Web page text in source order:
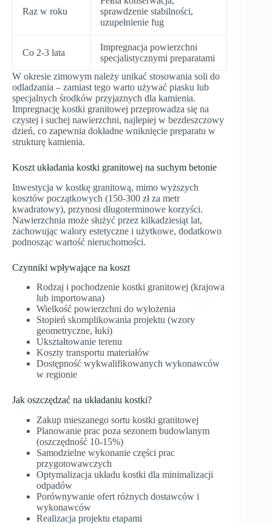
Raz w roku
sprawdzenie stabilności,
uzupełnienie fug
Co 2-3 lata
Impregnacja powierzchni
specjalistycznymi preparatami
W okresie zimowym należy unikać stosowania soli do
odladzania – zamiast tego warto używać piasku lub
specjalnych środków przyjaznych dla kamienia.
Impregnację kostki granitowej przeprowadza się na
czystej i suchej nawierzchni, najlepiej w bezdeszczowy
dzień, co zapewnia dokładne wniknięcie preparatu w
strukturę kamienia.
Koszt układania kostki granitowej na suchym betonie
Inwestycja w kostkę granitową, mimo wyższych
kosztów początkowych (150-300 zł za metr
kwadratowy), przynosi długoterminowe korzyści.
Nawierzchnia może służyć przez kilkadziesiąt lat,
zachowując walory estetyczne i użytkowe, dodatkowo
podnosząc wartość nieruchomości.
Czynniki wpływające na koszt
Rodzaj i pochodzenie kostki granitowej (krajowa
lub importowana)
Wielkość powierzchni do wyłożenia
Stopień skomplikowania projektu (wzory
geometryczne, łuki)
Ukształtowanie terenu
Koszty transportu materiałów
Dostępność wykwalifikowanych wykonawców
w regionie
Jak oszczędzać na układaniu kostki?
Zakup mieszanego sortu kostki granitowej
Planowanie prac poza sezonem budowlanym
(oszczędność 10-15%)
Samodzielne wykonanie części prac
przygotowawczych
Optymalizacja układu kostki dla minimalizacji
odpadów
Porównywanie ofert różnych dostawców i
wykonawców
Realizacja projektu etapami